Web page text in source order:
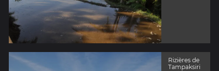
Rizières de
Tampaksiri